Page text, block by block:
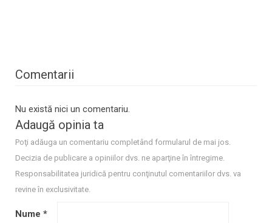
Comentarii
Nu există nici un comentariu.
Adaugă opinia ta
Poţi adăuga un comentariu completând formularul de mai jos.
Decizia de publicare a opiniilor dvs. ne aparţine în întregime.
Responsabilitatea juridică pentru conţinutul comentariilor dvs. va
revine în exclusivitate.
Nume *